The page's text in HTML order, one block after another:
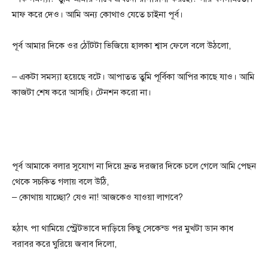
মাফ করে দেও। আমি অন্য কোথাও যেতে চাইনা পূর্ব।
পূর্ব আমার দিকে ওর ঠোঁটটা ভিজিয়ে হালকা শ্বাস ফেলে বলে উঠলো,
– একটা সমস্যা হয়েছে বটে। আপাতত তুমি পূর্বিকা আপির কাছে যাও। আমি
কাজটা শেষ করে আসছি। টেনশন করো না।
পূর্ব আমাকে বলার সুযোগ না দিয়ে দ্রুত দরজার দিকে চলে গেলে আমি পেছন
থেকে সচকিত গলায় বলে উঠি,
– কোথায় যাচ্ছো? যেও না! আজকেও যাওয়া লাগবে?
হঠাৎ পা থামিয়ে স্ট্রেটভাবে দাড়িয়ে কিছু সেকেন্ড পর মুখটা ডান কাধ
বরাবর করে ঘুরিয়ে জবাব দিলো,